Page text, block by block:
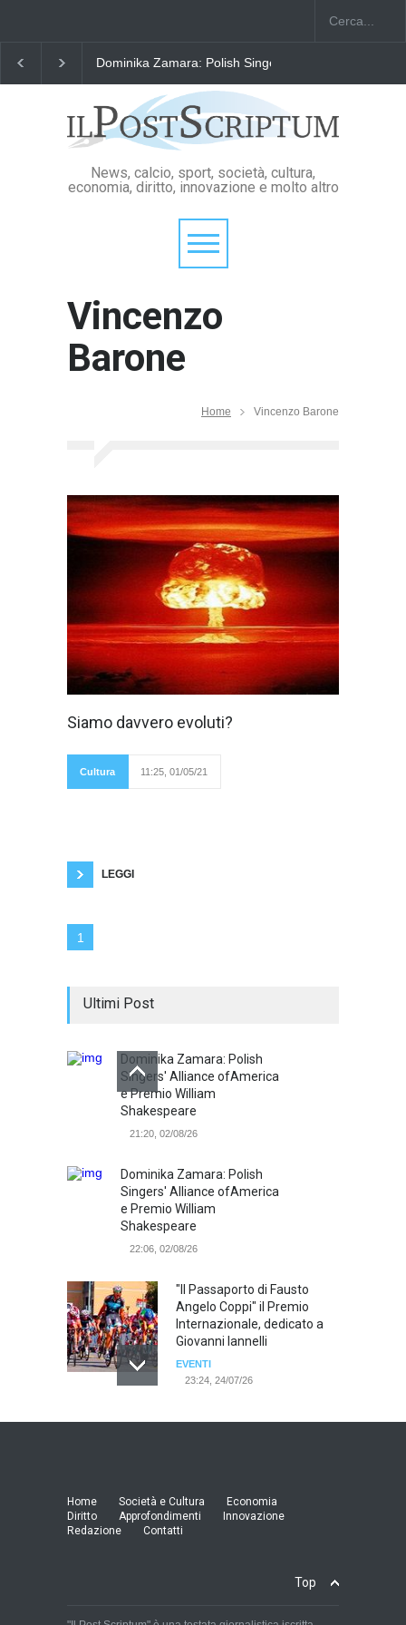
Dominika Zamara: Polish Singers' Alliance ofAmerica
News, calcio, sport, società, cultura,
economia, diritto, innovazione e molto altro
Vincenzo
Barone
Home Vincenzo Barone
Siamo davvero evoluti?
Cultura 11:25, 01/05/21
LEGGI
1
Ultimi Post
Dominika Zamara: Polish
Singers' Alliance ofAmerica
e Premio William
Shakespeare
21:20, 02/08/26
Dominika Zamara: Polish
Singers' Alliance ofAmerica
e Premio William
Shakespeare
22:06, 02/08/26
"Il Passaporto di Fausto
Angelo Coppi" il Premio
Internazionale, dedicato a
Giovanni Iannelli
EVENTI
23:24, 24/07/26
RIMINI, PRIMO CONVEGNO
EVENTI
19:44, 24/07/26
accordo raggiunto tra
Sofia - Cervello” e le
Home Società e Cultura
Economia
Diritto
Approfondimenti
Innovazione
Redazione
Contatti
Top